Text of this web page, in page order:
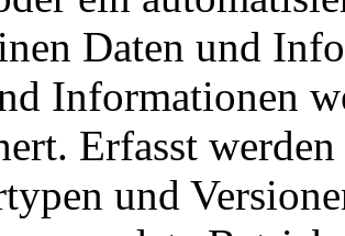
Daten und
Informationen
Erfasst
und